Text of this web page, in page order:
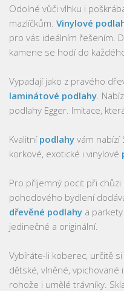
Odolné vůči vlhku i
mazlíčkům. Vinylové
pro vás ideálním řešením.
kamene se hodí do
Vypadají jako z pravého
laminátové podlahy .
podlahy Egger. Imitace,
Kvalitní podlahy vám nabízí
korkové, exotické i vinylové
Pro příjemný pocit při
pohodového bydlení
dřevěné podlahy a
jedinečné a originální.
Vybíráte-li koberec, určitě
dětské, vlněné, vpichované
rohože i umělé trávníky.